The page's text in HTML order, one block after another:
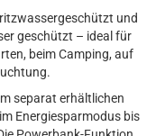
und
geschützt – ideal für
beim Camping, auf
separat erhältlichen
Energiesparmodus bis